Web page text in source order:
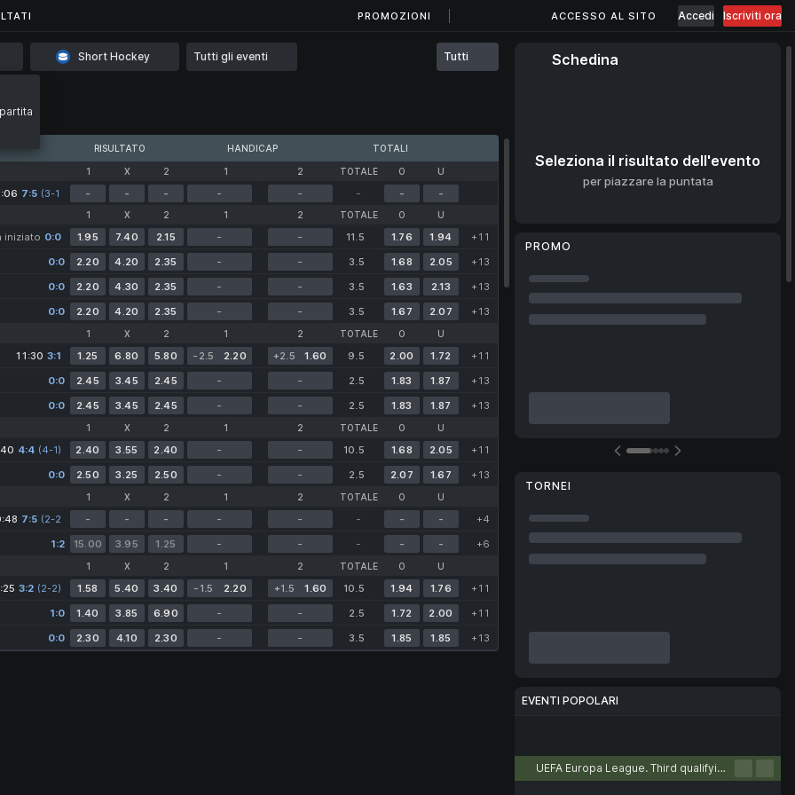
PROMOZIONI ACCESSO AL SITO Accedi Iscriviti ora
Short Hockey Tutti gli eventi Tutti
RISULTATO HANDICAP TOTALI
1 X 2 1 2 TOTALE O U
7:5 (3-1
- - - - - - - -
1 X 2 1 2 TOTALE O U
iniziato 0:0 1.95 7.40 2.15 - - 11.5 1.76 1.94
+11
0:0 2.20 4.20 2.35 - - 3.5 1.68 2.05
+13
0:0 2.20 4.30 2.35 - - 3.5 1.63 2.13
+13
0:0 2.20 4.20 2.35 - - 3.5 1.67 2.07 +13
1 X 2 1 2 TOTALE O U
11:30 3:1 1.25 6.80 5.80 -2.5 2.20 +2.5 1.60 9.5 2.00 1.72
+11
0:0 2.45 3.45 2.45 - - 2.5 1.83 1.87
+13
0:0 2.45 3.45 2.45 - - 2.5 1.83 1.87 +13
1 X 2 1 2 TOTALE O U
4:4 (4-1) 2.40 3.55 2.40 - - 10.5 1.68 2.05
+11
0:0 2.50 3.25 2.50 - - 2.5 2.07 1.67 +13
1 X 2 1 2 TOTALE O U
7:5 (2-2
- - - - - - - -
+4
1:2 15.00 3.95 1.25 - - - - - +6
1 X 2 1 2 TOTALE O U
3:2 (2-2) 1.58 5.40 3.40 -1.5 2.20 +1.5 1.60 10.5 1.94 1.76
+11
1:0 1.40 3.85 6.90 - - 2.5 1.72 2.00
+11
0:0 2.30 4.10 2.30 - - 3.5 1.85 1.85 +13
Schedina
Seleziona il risultato dell'evento
per piazzare la puntata
PROMO
TORNEI
EVENTI POPOLARI
UEFA Europa League. Third qualifying round. First leg